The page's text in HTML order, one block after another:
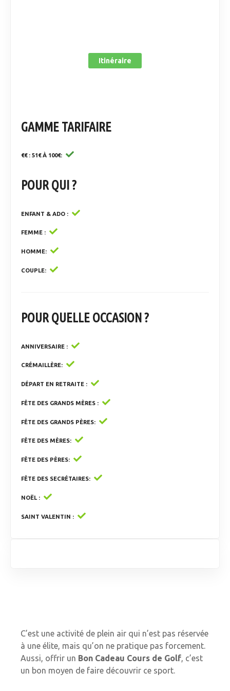
Itinéraire
GAMME TARIFAIRE
€€ : 51€ À 100€
POUR QUI ?
ENFANT & ADO
FEMME
HOMME
COUPLE
POUR QUELLE OCCASION ?
ANNIVERSAIRE
CRÉMAILLÈRE
DÉPART EN RETRAITE
FÊTE DES GRANDS MÈRES
FÊTE DES GRANDS PÈRES
FÊTE DES MÈRES
FÊTE DES PÈRES
FÊTE DES SECRÉTAIRES
NOËL
SAINT VALENTIN
C’est une activité de plein air qui n’est pas réservée
à une élite, mais qu’on ne pratique pas forcement.
Aussi, offrir un Bon Cadeau Cours de Golf, c’est
un bon moyen de faire découvrir ce sport.